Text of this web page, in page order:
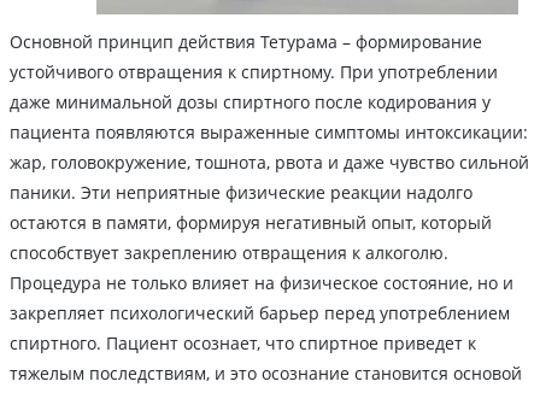
Основной принцип действия Тетурама – формирование
устойчивого отвращения к спиртному. При употреблении
даже минимальной дозы спиртного после кодирования у
пациента появляются выраженные симптомы интоксикации:
жар, головокружение, тошнота, рвота и даже чувство сильной
паники. Эти неприятные физические реакции надолго
остаются в памяти, формируя негативный опыт, который
способствует закреплению отвращения к алкоголю.
Процедура не только влияет на физическое состояние, но и
закрепляет психологический барьер перед употреблением
спиртного. Пациент осознает, что спиртное приведет к
тяжелым последствиям, и это осознание становится основой